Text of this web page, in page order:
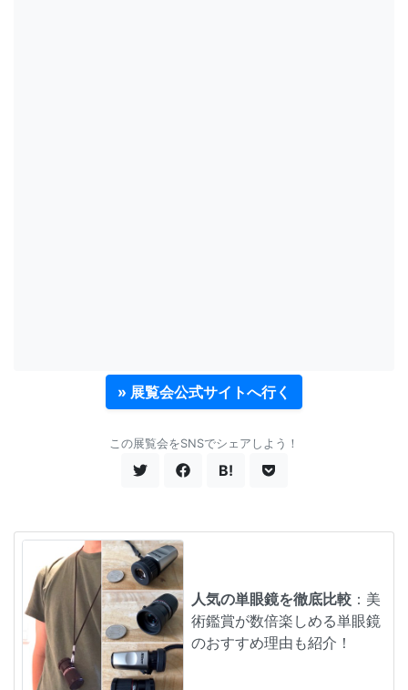
» 展覧会公式サイトへ行く
この展覧会をSNSでシェアしよう！
B!
人気の単眼鏡を徹底比較 ：美
術鑑賞が数倍楽しめる単眼鏡
のおすすめ理由も紹介！